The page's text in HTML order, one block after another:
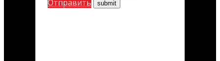
Отправить